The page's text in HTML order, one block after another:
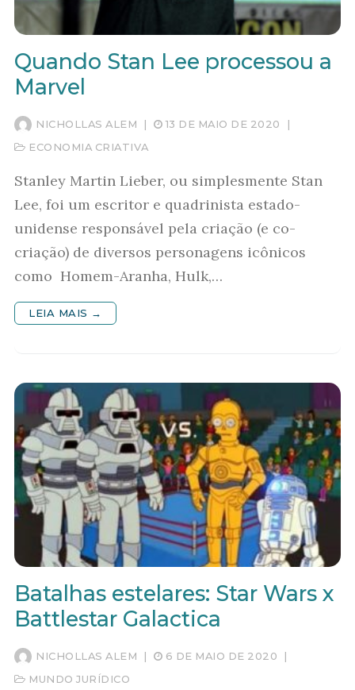
Quando Stan Lee processou a
Marvel
NICHOLLAS ALEM | 13 DE MAIO DE 2020
|
ECONOMIA CRIATIVA
Stanley Martin Lieber, ou simplesmente Stan
Lee, foi um escritor e quadrinista estado-
unidense responsável pela criação (e co-
criação) de diversos personagens icônicos
como Homem-Aranha, Hulk,…
LEIA MAIS →
Batalhas estelares: Star Wars x
Battlestar Galactica
NICHOLLAS ALEM | 6 DE MAIO DE 2020
|
MUNDO JURÍDICO